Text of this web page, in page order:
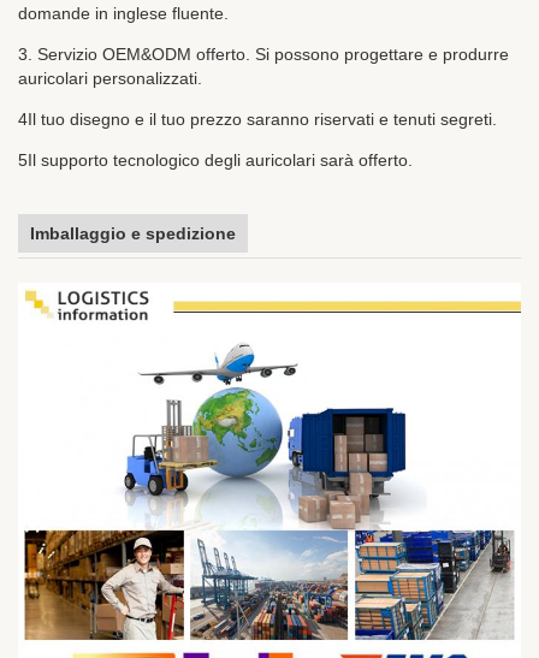
domande in inglese fluente.
3. Servizio OEM&ODM offerto. Si possono progettare e produrre
auricolari personalizzati.
4Il tuo disegno e il tuo prezzo saranno riservati e tenuti segreti.
5Il supporto tecnologico degli auricolari sarà offerto.
Imballaggio e spedizione